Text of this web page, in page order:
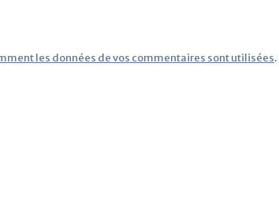
les données de vos commentaires sont utilisées.